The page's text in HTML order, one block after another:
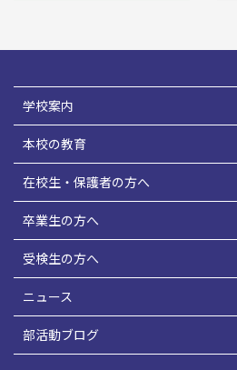
学校案内
本校の教育
在校生・保護者の方へ
卒業生の方へ
受検生の方へ
ニュース
部活動ブログ